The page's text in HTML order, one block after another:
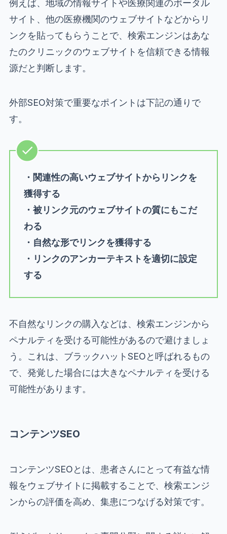
例えば、地域の情報サイトや医療関連のポータル
サイト、他の医療機関のウェブサイトなどからリ
ンクを貼ってもらうことで、検索エンジンはあな
たのクリニックのウェブサイトを信頼できる情報
源だと判断します。
外部SEO対策で重要なポイントは下記の通りで
す。
・関連性の高いウェブサイトからリンクを
獲得する
・被リンク元のウェブサイトの質にもこだ
わる
・自然な形でリンクを獲得する
・リンクのアンカーテキストを適切に設定
する
不自然なリンクの購入などは、検索エンジンから
ペナルティを受ける可能性があるので避けましょ
う。これは、ブラックハットSEOと呼ばれるもの
で、発覚した場合には大きなペナルティを受ける
可能性があります。
コンテンツSEO
コンテンツSEOとは、患者さんにとって有益な情
報をウェブサイトに掲載することで、検索エンジ
ンからの評価を高め、集患につなげる対策です。